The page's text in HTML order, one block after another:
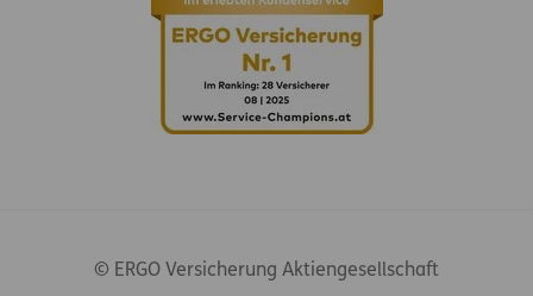
© ERGO Versicherung Aktiengesellschaft